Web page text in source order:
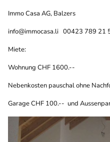
Immo Casa AG, Balzers
info@immocasa.li 00423 789 21
Miete:
Wohnung CHF 1600.--
Nebenkosten pauschal ohne
Garage CHF 100.-- und